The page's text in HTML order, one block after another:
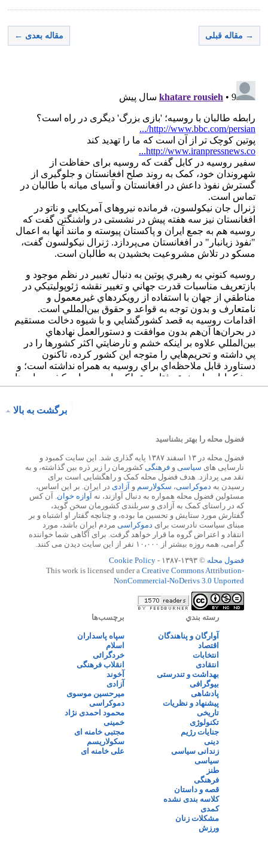
→ مقاله قبلی مقاله بعدی ←
برگشت به بالا
فضول محله را بهتر بشناسید
فضول محله در ۱۳ اسفند ۱۳۸۷ پایه گذاری شد. این سایت کمبود و
نارسایی های سیاسی و فرهنگیکشورمان را زیر ذره بین گذاشته، و به
نقد می پردازد. هدف فضول محله کمک و راهگشایی است برای
رسیدن به دموکراسی، سکولارسم و آزادی در ایران. بر این اساس،
مسئولین فضول محله همواره به دنبال آوازند، نه آوازه خوان. آن کس
که در راستای کمک به آزادی و سربلندی کشورمان سخن گوید،
گفتارش مورد ستایش و تحسین ما بوده، و چنانچه گفتار او اشتباه و بر
مبنای سیاست نادرست برای دموکراسی مردم ایران باشد، مورد
انتقاد و اعتراض گروه ما قرار خواهد گرفت. برای آگاهی شما خواننده
گرامی، همه روزه بیشتر از ۱۰،۰۰۰ نفر از این سایت دیدن می کنند.
فضول محله © ۱۳۹۳-۱۳۸۷ -
Cookie Policy
This work is licensed under a Creative Commons Attribution-
NonCommercial-NoDerivs 3.0 Unported
رسته بندي
آوارگان و پناهندگان
اقتصاد
انتخابات
انتقادی
بهداشت و تندرستی
بیوگرافی
پادشاهی
پیشنهاد و نظریات
تاریخی
تکنولوژی
جنایات رژیم
دینی
زندانی سیاسی
سیاسی
طنز
فرهنگی
قصه و داستان
کلاسه بندی نشده
کمدی
مشکلات زنان
ورزش
برچسب‌ها
سپاه پاسداران
اسلام
خردگرائی
انقلاب فرهنگی
آخوند
آزادی
میرحسین موسوی
دموکراسی
محمود احمدی نژاد
خمینی
مجتبی خامنه ای
سکولاریسم
علی خامنه ای